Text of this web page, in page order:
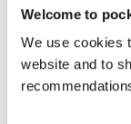
Welcome to
We use cookies
website and to
EDIZIONI